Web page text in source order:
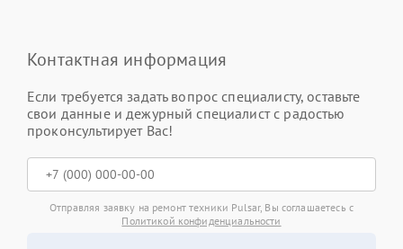
Контактная информация
Если требуется задать вопрос специалисту, оставьте
свои данные и дежурный специалист с радостью
проконсультирует Вас!
Отправляя заявку на ремонт техники Pulsar, Вы соглашаетесь с
Политикой конфиденциальности